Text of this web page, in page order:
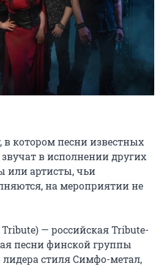
котором песни известных
в исполнении других
или артисты, чьи
на мероприятии не
— российская Tribute-
песни финской группы
стиля Симфо-метал,